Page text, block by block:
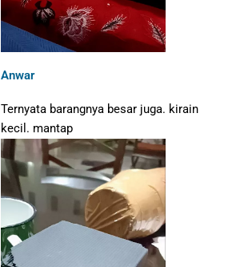
Anwar
Ternyata barangnya besar juga. kirain
kecil. mantap